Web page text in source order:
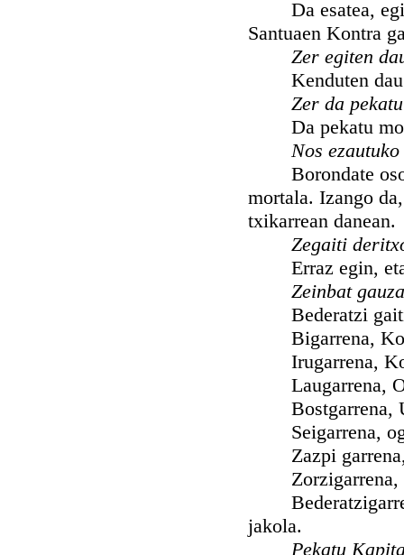
Da esatea,
Santuaen Kontra
Zer egiten
Kenduten dau
Zer da
Da pekatu
Nos
Borondate
mortala. Izango
txikarrean danean.
Zegaiti
Erraz egin, eta
Zeinbat
Bederatzi gaiti
Bigarrena,
Irugarrena,
Laugarrena,
Bostgarrena,
Seigarrena, ogi
Zazpi garrena,
Zorzigarrena,
jakola.
Pekatu